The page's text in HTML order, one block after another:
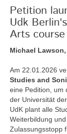
Petition
Udk
Arts course
Michael Lawson,
Am 22.01.2026
Studies and
eine Pedition, um
der Universität
UdK plant alle
Weiterbildung
Zulassungsstopp